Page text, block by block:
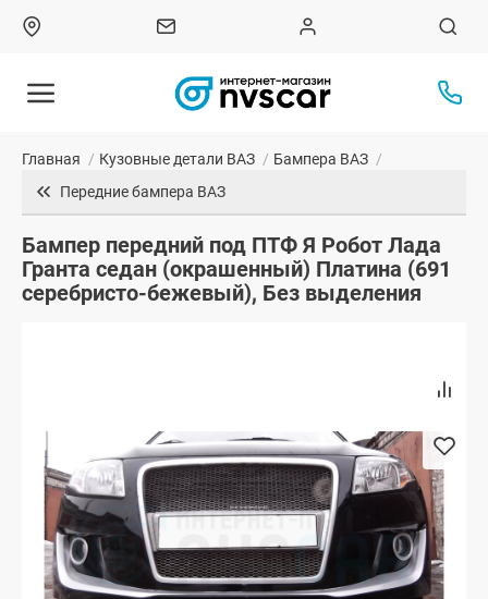
Главная / Кузовные детали ВАЗ / Бампера ВАЗ /
Передние бампера ВАЗ
Бампер передний под ПТФ Я Робот Лада
Гранта седан (окрашенный) Платина (691
серебристо-бежевый), Без выделения